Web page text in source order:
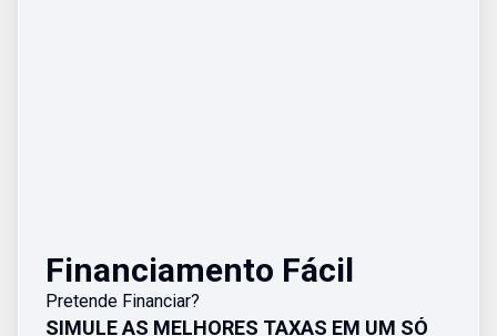
Financiamento Fácil
Pretende Financiar?
SIMULE AS MELHORES TAXAS EM UM SÓ